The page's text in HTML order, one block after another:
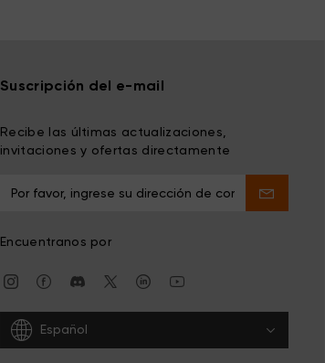
Suscripción del e-mail
Recibe las últimas actualizaciones,
invitaciones y ofertas directamente
Encuentranos por
Español